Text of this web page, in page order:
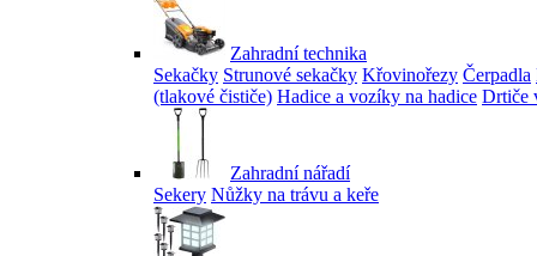
Zahradní technika
Sekačky Strunové sekačky Křovinořezy Čerpadla
(tlakové čističe) Hadice a vozíky na hadice Drtiče
Zahradní nářadí
Sekery Nůžky na trávu a keře